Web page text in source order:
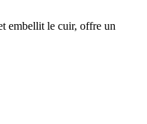
embellit le cuir, offre un